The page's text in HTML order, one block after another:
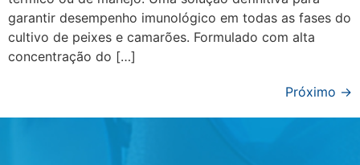
garantir desempenho imunológico em todas as fases do
cultivo de peixes e camarões. Formulado com alta
concentração do […]
Próximo →